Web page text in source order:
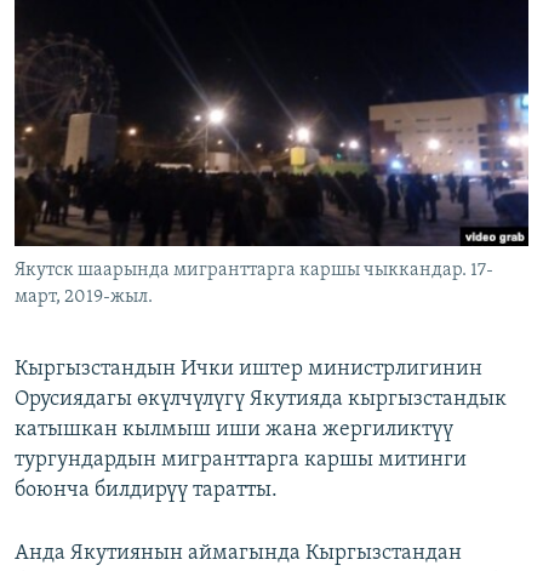
АЗАТТЫК+
ЫҢГАЙСЫЗ СУРООЛОР
ЭЕ/АРнун бардык сайттары
Якутск шаарында мигранттарга каршы чыккандар. 17-
март, 2019-жыл.
Кыргызстандын Ички иштер министрлигинин
Орусиядагы өкүлчүлүгү Якутияда кыргызстандык
катышкан кылмыш иши жана жергиликтүү
тургундардын мигранттарга каршы митинги
боюнча билдирүү таратты.
Анда Якутиянын аймагында Кыргызстандан